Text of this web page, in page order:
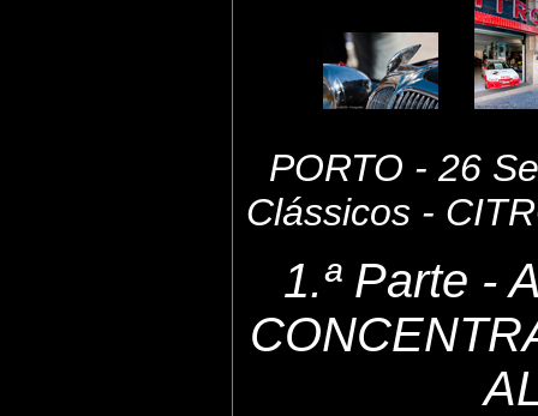
PORTO - 26
Clássicos -
1.ª Parte -